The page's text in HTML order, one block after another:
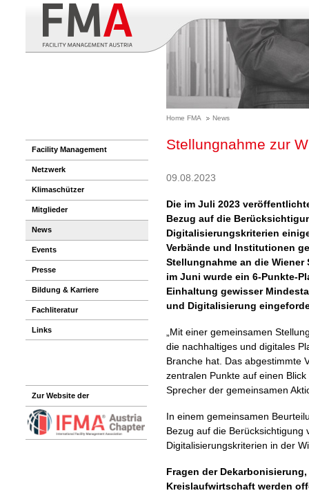
Home FMA News
Facility Management
Netzwerk
Klimaschützer
Mitglieder
News
Events
Presse
Bildung & Karriere
Fachliteratur
Links
Zur Website der
Stellungnahme zur
09.08.2023
Die im Juli 2023
Bezug auf die
Digitalisierungskriterien
Verbände und Institutionen
Stellungnahme an die
im Juni wurde ein 6-Punkte-
Einhaltung gewisser
und Digitalisierung
„Mit einer gemeinsamen
die nachhaltiges und digitales
Branche hat. Das abgestimmte
zentralen Punkte auf einen
Sprecher der gemeinsamen
In einem gemeinsamen
Bezug auf die Berücksichtigung
Digitalisierungskriterien in der
Fragen der
Kreislaufwirtschaft werden